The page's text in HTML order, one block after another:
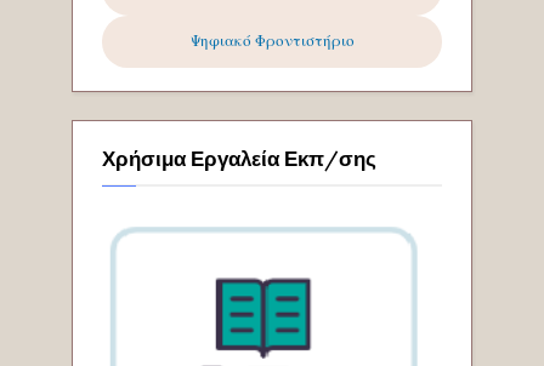
Ψηφιακό Φροντιστήριο
Χρήσιμα Εργαλεία Εκπ/σης